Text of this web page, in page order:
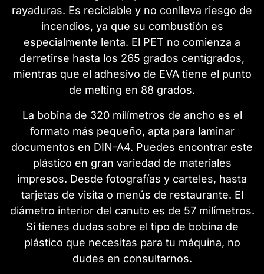
rayaduras. Es reciclable y no conlleva riesgo de
incendios, ya que su combustión es
especialmente lenta. El PET no comienza a
derretirse hasta los 265 grados centígrados,
mientras que el adhesivo de EVA tiene el punto
de melting en 88 grados.
La bobina de 320 milímetros de ancho es el
formato más pequeño, apta para laminar
documentos en DIN-A4. Puedes encontrar este
plástico en gran variedad de materiales
impresos. Desde fotografías y carteles, hasta
tarjetas de visita o menús de restaurante. El
diámetro interior del canuto es de 57 milímetros.
Si tienes dudas sobre el tipo de bobina de
plástico que necesitas para tu máquina, no
dudes en consultarnos.